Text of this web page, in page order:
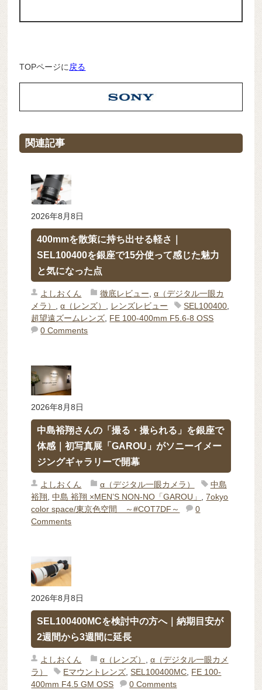
TOPページに 戻る
関連記事
2026年8月8日
400mmを散策に持ち出せる軽さ｜
SEL100400を銀座で15分使って感じた魅力
と気になった点
よしおくん 徹底レビュー α（デジタル一眼カ
メラ）
,α（レンズ） レンズレビュー SEL100400
超望遠ズームレンズ FE 100-400mm F5.6-8 OSS
0 Comments
2026年8月8日
中島裕翔さんの「撮る・撮られる」を銀座で
体感｜初写真展「GAROU」がソニーイメー
ジングギャラリーで開幕
よしおくん α（デジタル一眼カメラ）
中島
裕翔 ,中島 裕翔 ×MEN’S NON-NO「GAROU」 ,7okyo
color space/東京色空間 ～#COT7DF～
0
Comments
2026年8月8日
SEL100400MCを検討中の方へ｜納期目安が
2週間から3週間に延長
よしおくん α（レンズ） , α（デジタル一眼カメ
ラ）
Eマウントレンズ,SEL100400MC, FE 100-
400mm F4.5 GM OSS
0 Comments